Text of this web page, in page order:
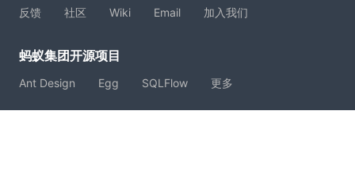
反馈 社区 Wiki Email 加入我们
蚂蚁集团开源项目
Ant Design Egg SQLFlow 更多